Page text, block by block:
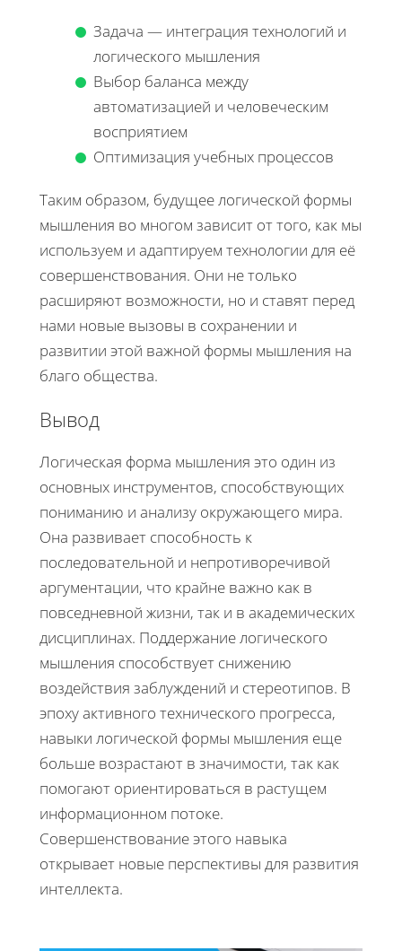
Задача — интеграция технологий и
логического мышления
Выбор баланса между
автоматизацией и человеческим
восприятием
Оптимизация учебных процессов
Таким образом, будущее логической формы
мышления во многом зависит от того, как мы
используем и адаптируем технологии для её
совершенствования. Они не только
расширяют возможности, но и ставят перед
нами новые вызовы в сохранении и
развитии этой важной формы мышления на
благо общества.
Вывод
Логическая форма мышления это один из
основных инструментов, способствующих
пониманию и анализу окружающего мира.
Она развивает способность к
последовательной и непротиворечивой
аргументации, что крайне важно как в
повседневной жизни, так и в академических
дисциплинах. Поддержание логического
мышления способствует снижению
воздействия заблуждений и стереотипов. В
эпоху активного технического прогресса,
навыки логической формы мышления еще
больше возрастают в значимости, так как
помогают ориентироваться в растущем
информационном потоке.
Совершенствование этого навыка
открывает новые перспективы для развития
интеллекта.